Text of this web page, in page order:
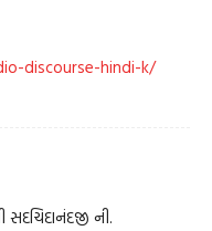
discourse-hindi-k/
ની.